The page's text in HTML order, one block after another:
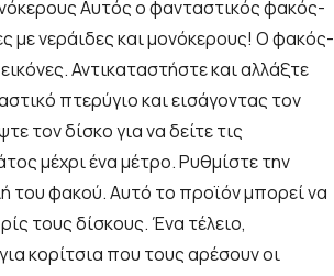
Αυτός ο φανταστικός φακός-
με νεράιδες και μονόκερους! Ο φακός-
Αντικαταστήστε και αλλάξτε
πτερύγιο και εισάγοντας τον
τον δίσκο για να δείτε τις
μέχρι ένα μέτρο. Ρυθμίστε την
του φακού. Αυτό το προϊόν μπορεί να
τους δίσκους. Ένα τέλειο,
κορίτσια που τους αρέσουν οι